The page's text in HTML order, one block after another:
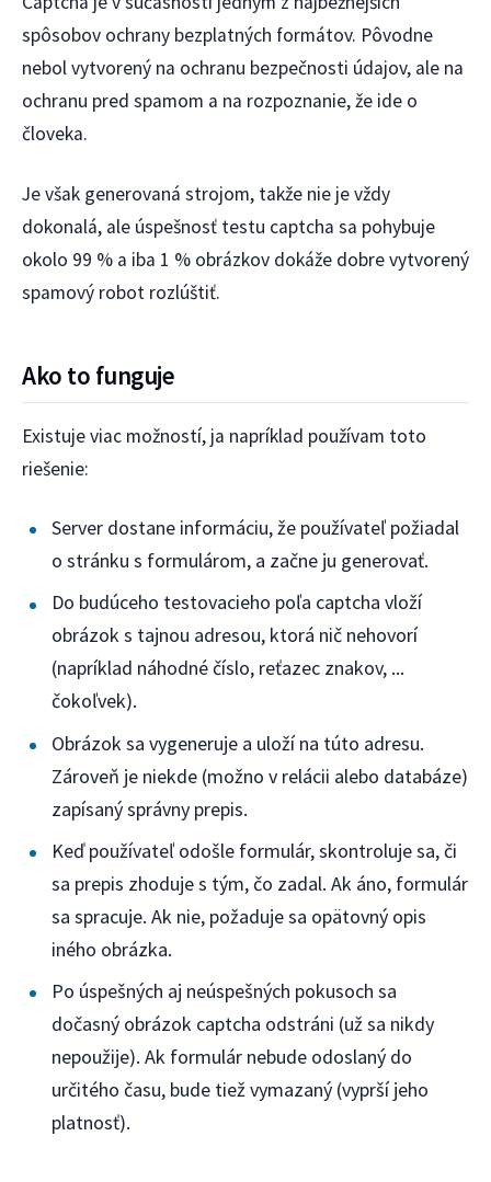
spôsobov ochrany bezplatných formátov. Pôvodne
nebol vytvorený na ochranu bezpečnosti údajov, ale na
ochranu pred spamom a na rozpoznanie, že ide o
človeka.
Je však generovaná strojom, takže nie je vždy
dokonalá, ale úspešnosť testu captcha sa pohybuje
okolo 99 % a iba 1 % obrázkov dokáže dobre vytvorený
spamový robot rozlúštiť.
Ako to funguje
Existuje viac možností, ja napríklad používam toto
riešenie:
Server dostane informáciu, že používateľ požiadal
o stránku s formulárom, a začne ju generovať.
Do budúceho testovacieho poľa captcha vloží
obrázok s tajnou adresou, ktorá nič nehovorí
(napríklad náhodné číslo, reťazec znakov, ...
čokoľvek).
Obrázok sa vygeneruje a uloží na túto adresu.
Zároveň je niekde (možno v relácii alebo databáze)
zapísaný správny prepis.
Keď používateľ odošle formulár, skontroluje sa, či
sa prepis zhoduje s tým, čo zadal. Ak áno, formulár
sa spracuje. Ak nie, požaduje sa opätovný opis
iného obrázka.
Po úspešných aj neúspešných pokusoch sa
dočasný obrázok captcha odstráni (už sa nikdy
nepoužije). Ak formulár nebude odoslaný do
určitého času, bude tiež vymazaný (vyprší jeho
platnosť).